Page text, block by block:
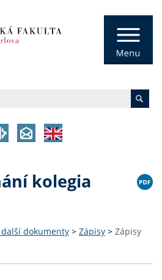
kolegia
dokumenty > Zápisy > Zápisy